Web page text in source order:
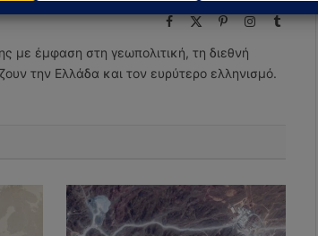
Facebook
X
PinterestInstagram
Tumblr
με έμφαση στη γεωπολιτική, τη διεθνή
την Ελλάδα και τον ευρύτερο ελληνισμό.